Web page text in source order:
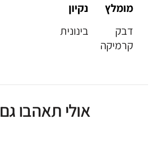
מומלץ
דבק
קרמיקה
נקיון
בינונית
אולי תאהבו גם